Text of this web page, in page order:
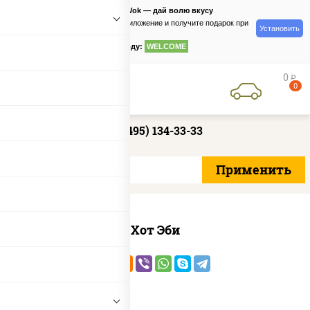
PizzaSushiWok — дай волю вкусу
Скачайте приложение и получите подарок при
по промокоду: WELCOME
Установить
0 руб
0
+7 (495) 134-33-33
Хот Эби